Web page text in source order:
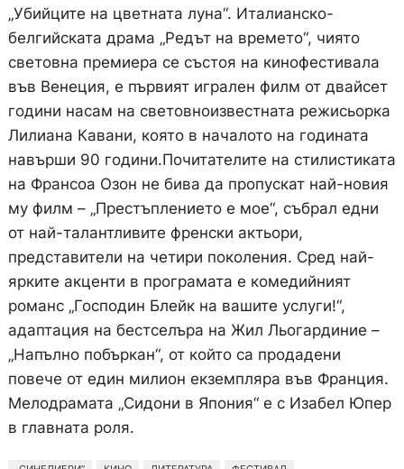
„Убийците на цветната луна“. Италианско-
белгийската драма „Редът на времето“, чиято
световна премиера се състоя на кинофестивала
във Венеция, е първият игрален филм от двайсет
години насам на световноизвестната режисьорка
Лилиана Кавани, която в началото на годината
навърши 90 години.Почитателите на стилистиката
на Франсоа Озон не бива да пропускат най-новия
му филм – „Престъплението е мое“, събрал едни
от най-талантливите френски актьори,
представители на четири поколения. Сред най-
ярките акценти в програмата е комедийният
романс „Господин Блейк на вашите услуги!“,
адаптация на бестселъра на Жил Льогардиние –
„Напълно побъркан“, от който са продадени
повече от един милион екземпляра във Франция.
Мелодрамата „Сидони в Япония“ е с Изабел Юпер
в главната роля.